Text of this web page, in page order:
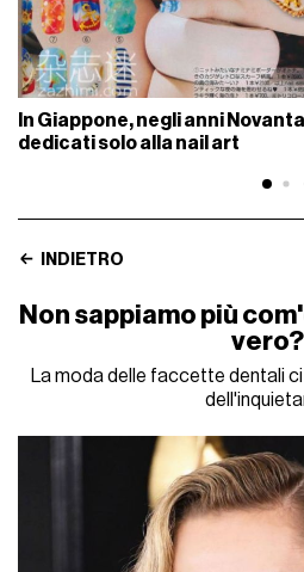
In Giappone, negli anni
dedicati solo alla nail art
INDIETRO
Non sappiamo più
vero?
La moda delle faccette dentali